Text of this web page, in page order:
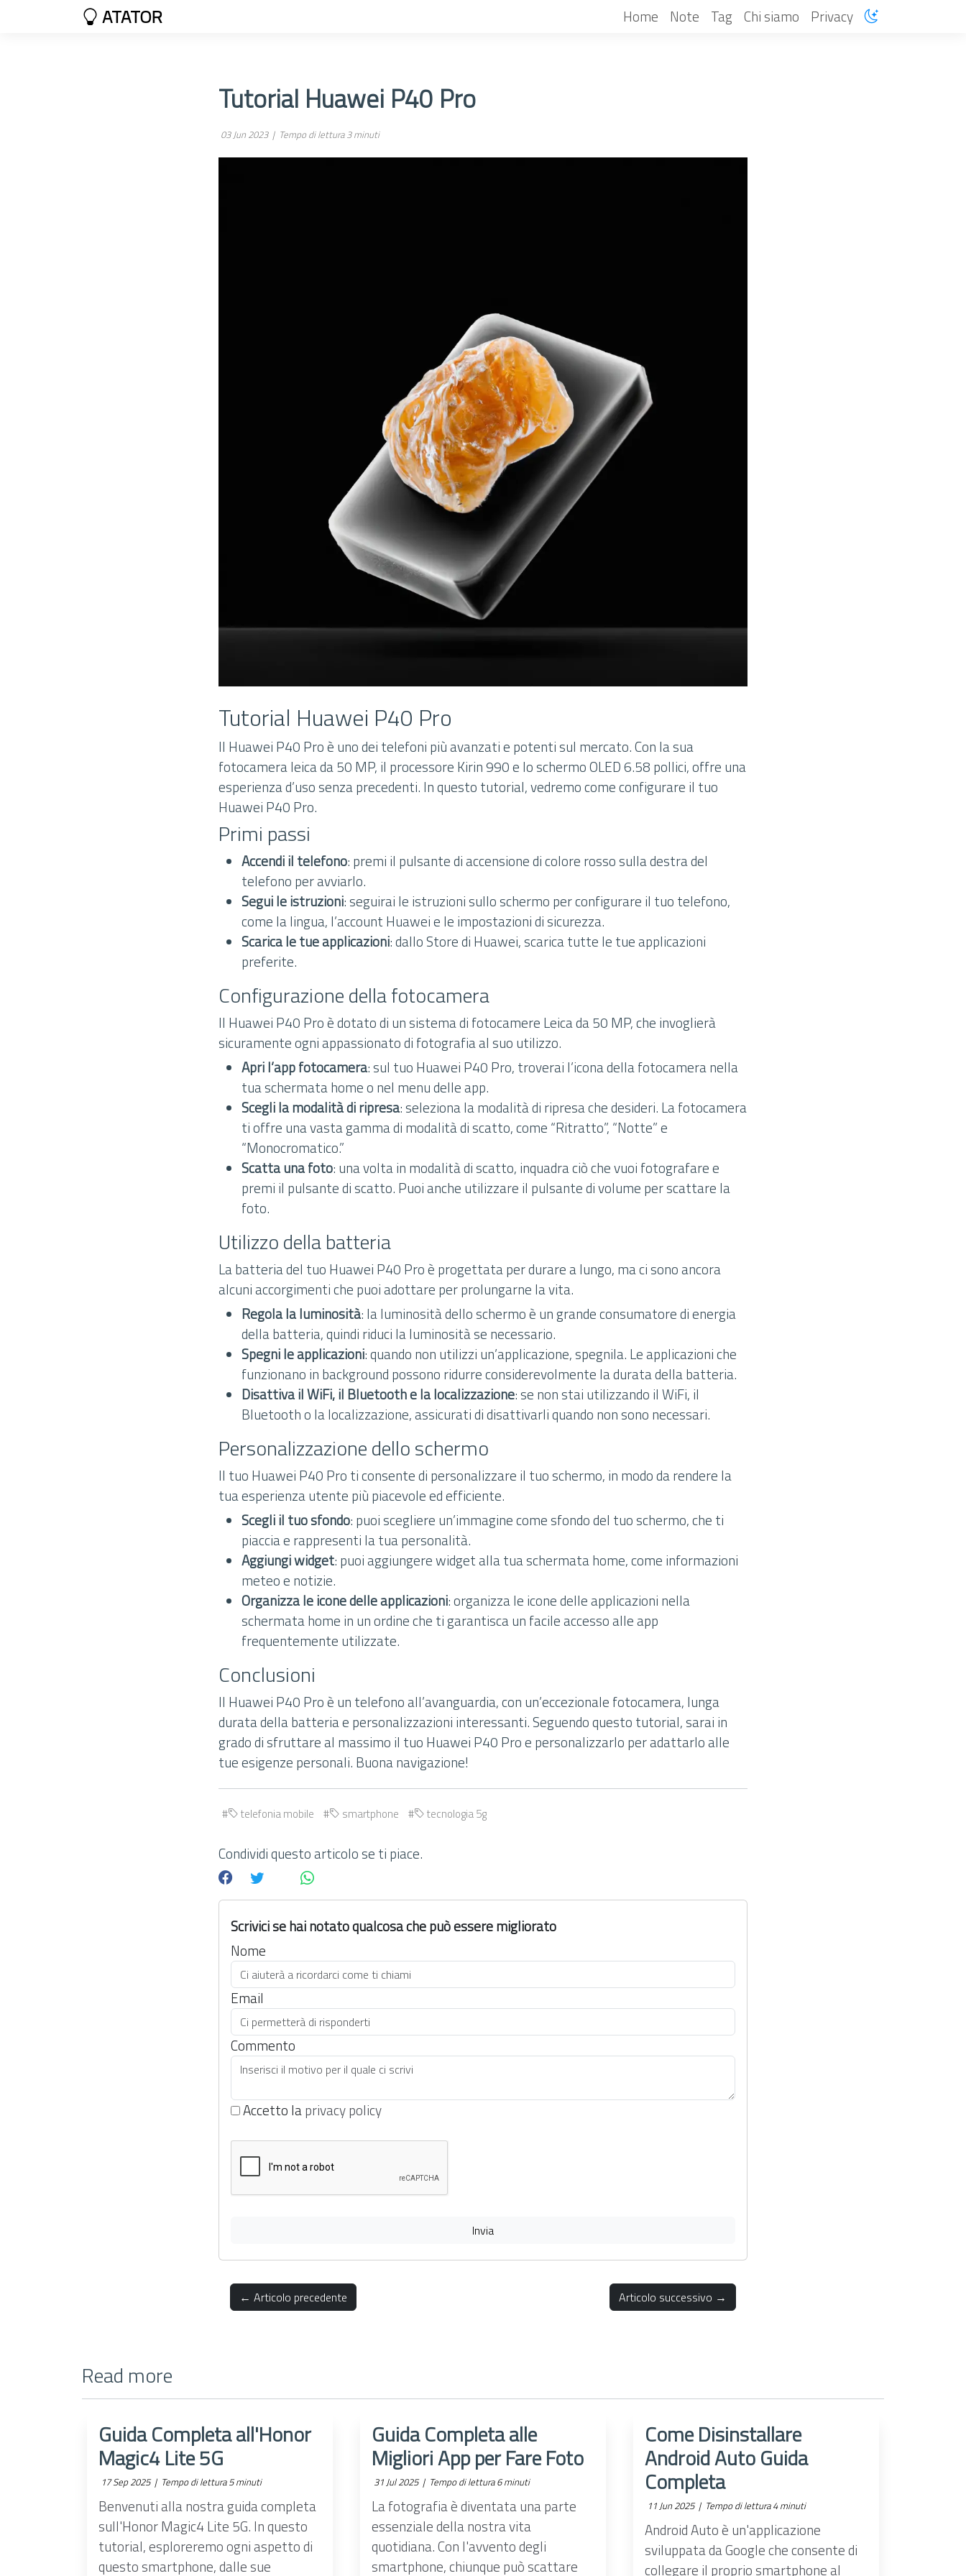
ATATOR Home Note Tag Chi siamo Privacy
Tutorial Huawei P40 Pro
03 Jun 2023 | Tempo di lettura 3 minuti
Tutorial Huawei P40 Pro
Il Huawei P40 Pro è uno dei telefoni più avanzati e potenti sul mercato. Con la sua
fotocamera leica da 50 MP, il processore Kirin 990 e lo schermo OLED 6.58 pollici, offre una
esperienza d’uso senza precedenti. In questo tutorial, vedremo come configurare il tuo
Huawei P40 Pro.
Primi passi
Accendi il telefono: premi il pulsante di accensione di colore rosso sulla destra del
telefono per avviarlo.
Segui le istruzioni: seguirai le istruzioni sullo schermo per configurare il tuo telefono,
come la lingua, l’account Huawei e le impostazioni di sicurezza.
Scarica le tue applicazioni: dallo Store di Huawei, scarica tutte le tue applicazioni
preferite.
Configurazione della fotocamera
Il Huawei P40 Pro è dotato di un sistema di fotocamere Leica da 50 MP, che invoglierà
sicuramente ogni appassionato di fotografia al suo utilizzo.
Apri l’app fotocamera: sul tuo Huawei P40 Pro, troverai l’icona della fotocamera nella
tua schermata home o nel menu delle app.
Scegli la modalità di ripresa: seleziona la modalità di ripresa che desideri. La fotocamera
ti offre una vasta gamma di modalità di scatto, come “Ritratto”, “Notte” e
“Monocromatico.”
Scatta una foto: una volta in modalità di scatto, inquadra ciò che vuoi fotografare e
premi il pulsante di scatto. Puoi anche utilizzare il pulsante di volume per scattare la
foto.
Utilizzo della batteria
La batteria del tuo Huawei P40 Pro è progettata per durare a lungo, ma ci sono ancora
alcuni accorgimenti che puoi adottare per prolungarne la vita.
Regola la luminosità: la luminosità dello schermo è un grande consumatore di energia
della batteria, quindi riduci la luminosità se necessario.
Spegni le applicazioni: quando non utilizzi un’applicazione, spegnila. Le applicazioni che
funzionano in background possono ridurre considerevolmente la durata della batteria.
Disattiva il WiFi, il Bluetooth e la localizzazione: se non stai utilizzando il WiFi, il
Bluetooth o la localizzazione, assicurati di disattivarli quando non sono necessari.
Personalizzazione dello schermo
Il tuo Huawei P40 Pro ti consente di personalizzare il tuo schermo, in modo da rendere la
tua esperienza utente più piacevole ed efficiente.
Scegli il tuo sfondo: puoi scegliere un’immagine come sfondo del tuo schermo, che ti
piaccia e rappresenti la tua personalità.
Aggiungi widget: puoi aggiungere widget alla tua schermata home, come informazioni
meteo e notizie.
Organizza le icone delle applicazioni: organizza le icone delle applicazioni nella
schermata home in un ordine che ti garantisca un facile accesso alle app
frequentemente utilizzate.
Conclusioni
Il Huawei P40 Pro è un telefono all’avanguardia, con un’eccezionale fotocamera, lunga
durata della batteria e personalizzazioni interessanti. Seguendo questo tutorial, sarai in
grado di sfruttare al massimo il tuo Huawei P40 Pro e personalizzarlo per adattarlo alle
tue esigenze personali. Buona navigazione!
telefonia mobile smartphone tecnologia 5g
Condividi questo articolo se ti piace.
Scrivici se hai notato qualcosa che può essere migliorato
Nome
Email
Commento
Accetto laprivacy policy
Invia
← Articolo precedente Articolo successivo →
Read more
Guida Completa all'Honor
Magic4 Lite 5G
17 Sep 2025 | Tempo di lettura 5 minuti
Benvenuti alla nostra guida completa
sull'Honor Magic4 Lite 5G. In questo
tutorial, esploreremo ogni aspetto di
questo smartphone, dalle sue
Guida Completa alle
Migliori App per Fare Foto
31 Jul 2025 | Tempo di lettura 6 minuti
La fotografia è diventata una parte
essenziale della nostra vita
quotidiana. Con l'avvento degli
smartphone, chiunque può scattare
Come Disinstallare
Android Auto Guida
Completa
11 Jun 2025 | Tempo di lettura 4 minuti
Android Auto è un'applicazione
sviluppata da Google che consente di
collegare il proprio smartphone al